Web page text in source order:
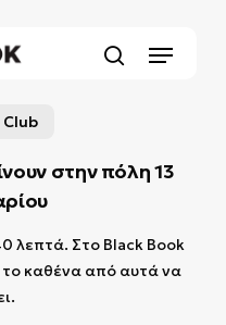
Menu
στην πόλη 13
λεπτά. Στο Black Book
το καθένα από αυτά να